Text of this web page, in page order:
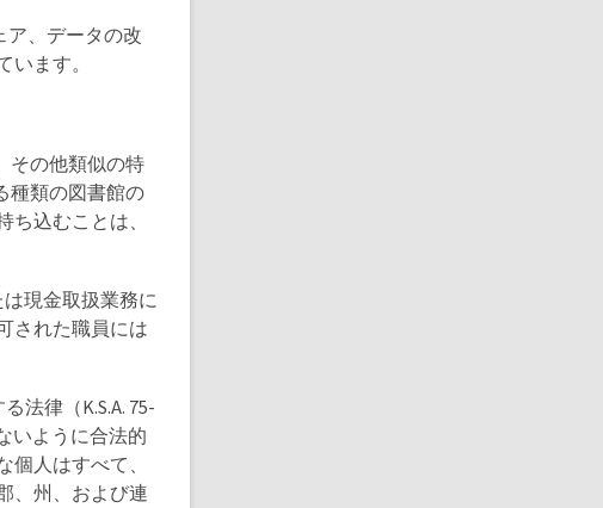
ア、データの改
ます。
その他類似の特
種類の図書館の
込むことは、
現金取扱業務に
された職員には
法律（K.S.A. 75-
いように合法的
人はすべて、
、州、および連